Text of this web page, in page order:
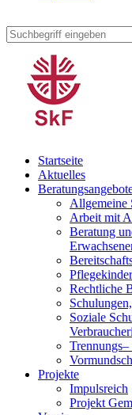
Startseite
Aktuelles
Allgemeine
Arbeit mit
Beratung
Rechtliche
Soziale
Projekte
Impulsreich
Projekt